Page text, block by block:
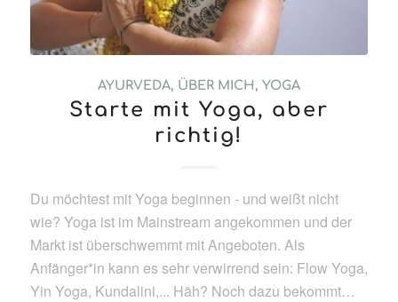
AYURVEDA, ÜBER MICH , YOGA
Starte mit Yoga, aber
richtig!
Du möchtest mit Yoga beginnen - und weißt nicht
wie? Yoga ist im Mainstream angekommen und der
Markt ist überschwemmt mit Angeboten. Als
Anfänger*in kann es sehr verwirrend sein: Flow Yoga,
Yin Yoga, Kundalini,... Häh? Noch dazu bekommt…